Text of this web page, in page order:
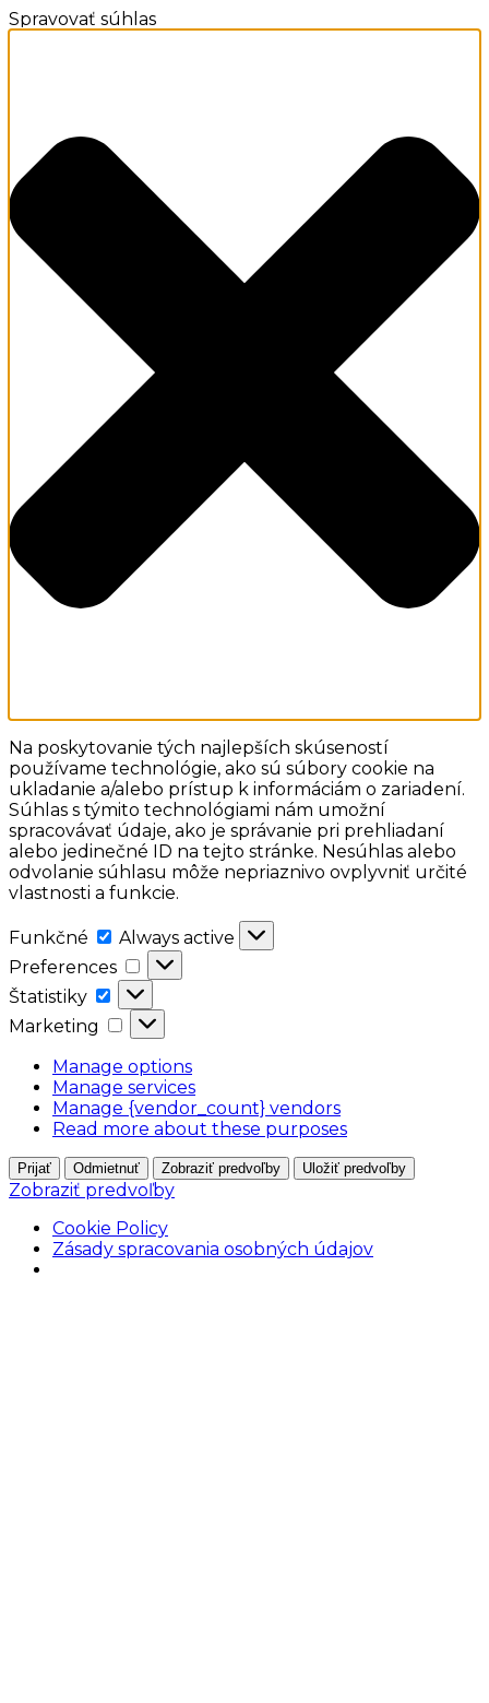
Spravovať súhlas
Na poskytovanie tých najlepších skúseností
používame technológie, ako sú súbory cookie na
ukladanie a/alebo prístup k informáciám o zariadení.
Súhlas s týmito technológiami nám umožní
spracovávať údaje, ako je správanie pri prehliadaní
alebo jedinečné ID na tejto stránke. Nesúhlas alebo
odvolanie súhlasu môže nepriaznivo ovplyvniť určité
vlastnosti a funkcie.
Funkčné Funkčné
Always active
Preferences
Preferences
Štatistiky
Štatistiky
Marketing
Marketing
Manage options
Manage services
Manage {vendor_count} vendors
Read more about these purposes
Prijať Odmietnuť Zobraziť predvoľby Uložiť predvoľby
Zobraziť predvoľby
Cookie Policy
Zásady spracovania osobných údajov